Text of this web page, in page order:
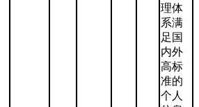
理体
系满
足国
内外
高标
准的
个人